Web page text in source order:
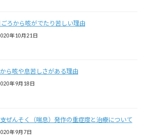
ろから咳がでたり苦しい理由
年10月21日
ら咳や息苦しさがある理由
年9月18日
ぜんそく（喘息）発作の重症度と治療について
年9月7日